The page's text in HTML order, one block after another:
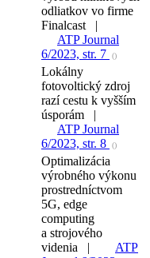
odliatkov vo firme
Finalcast |
ATP Journal
6/2023, str. 7
()
Lokálny
fotovoltický zdroj
razí cestu k vyšším
úsporám |
ATP Journal
6/2023, str. 8
()
Optimalizácia
výrobného výkonu
prostredníctvom
5G, edge
computing
a strojového
videnia |
ATP